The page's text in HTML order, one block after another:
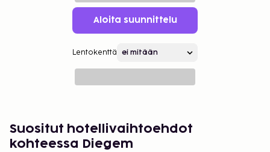
Aloita suunnittelu
Lentokenttä
Suositut hotellivaihtoehdot
kohteessa Diegem